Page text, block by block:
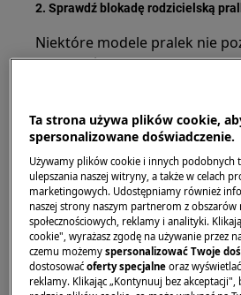
2. Sprawdź blokadę rodzicielską
Niektóre modele pralek nie
drzwi, jeśli aktywna jest
(symbol kłódki lub klucza na
Sposoby wyłączenia blokady
artykule:
Pralka wyświetla kłódkę i nie reaguje
Ta strona używa plików cookie,
spersonalizowane doświadczenie.
Używamy plików cookie i innych podobnych
ulepszania naszej witryny, a także w celach
marketingowych. Udostępniamy również
naszej strony naszym partnerom z obszarów
społecznościowych, reklamy i analityki.
cookie", wyrażasz zgodę na używanie przez
czemu możemyspersonalizować Twoje
dostosowaćoferty specjalne oraz
reklamy. Klikając „Kontynuuj bez